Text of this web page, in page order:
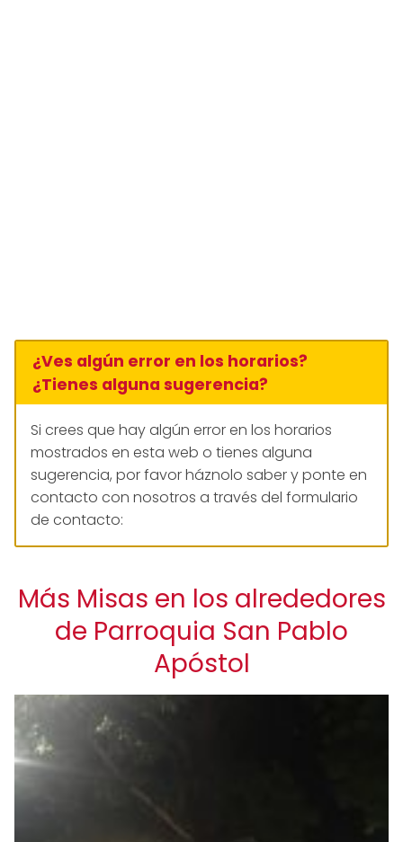
¿Ves algún error en los horarios?
¿Tienes alguna sugerencia?
Si crees que hay algún error en los horarios
mostrados en esta web o tienes alguna
sugerencia, por favor háznolo saber y ponte en
contacto con nosotros a través del formulario
de contacto:
Más Misas en los alrededores
de Parroquia San Pablo
Apóstol